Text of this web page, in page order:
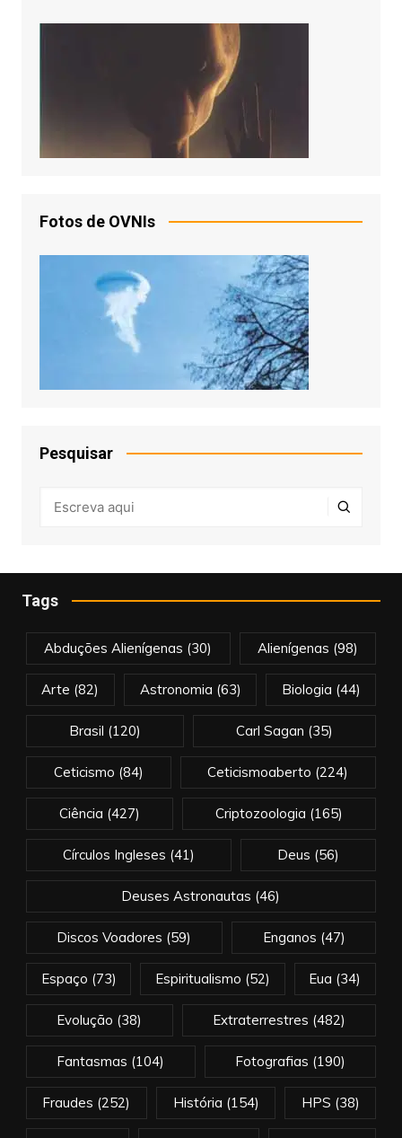
Fotos de OVNIs
Pesquisar
Tags
Abduções Alienígenas (30) Alienígenas (98)
Arte (82) Astronomia (63) Biologia (44)
Brasil (120) Carl Sagan (35)
Ceticismo (84) Ceticismoaberto (224)
Ciência (427) Criptozoologia (165)
Círculos Ingleses (41) Deus (56)
Deuses Astronautas (46)
Discos Voadores (59) Enganos (47)
Espaço (73) Espiritualismo (52) Eua (34)
Evolução (38) Extraterrestres (482)
Fantasmas (104) Fotografias (190)
Fraudes (252) História (154) HPS (38)